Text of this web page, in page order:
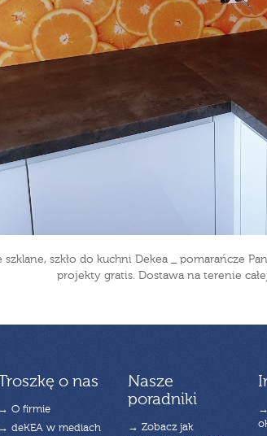
szklane, szkło do kuchni Dekea _ pomarańcze
projekty gratis. Dostawa na terenie
o nas
→ O firmie
→ deKEA w mediach
Nasze
poradniki
→ Zobacz jak